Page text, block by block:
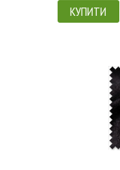
КУПИТИ